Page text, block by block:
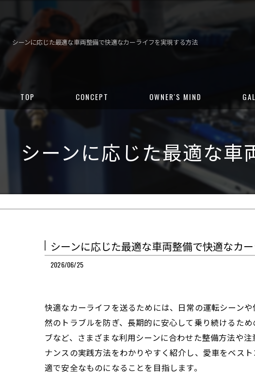
シーンに応じた最適な車両整備で快適なカーライフを実現する方法
TOP CONCEPT OWNER'S MIND
STOCK
シーンに応じた最適な
シーンに応じた最適な車両整備で快適なカ
2026/06/25
快適なカーライフを送るためには、日常の運転シーン
然のトラブルを防ぎ、長期的に安心して乗り続けるた
ブなど、さまざまな利用シーンに合わせた整備方法や
ナンスの実践方法をわかりやすく紹介し、愛車をベス
適で安全なものになることを目指します。